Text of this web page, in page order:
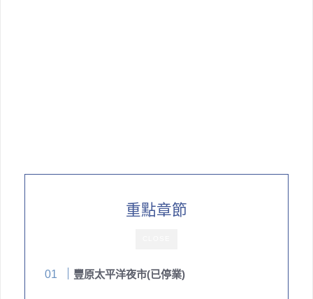
重點章節
豐原太平洋夜市(已停業)